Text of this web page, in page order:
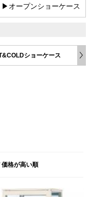
▶オープンショーケース
ショーケース
価格が高い順